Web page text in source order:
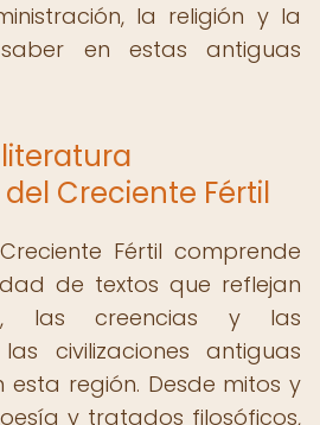
la religión y la
en estas antiguas
Creciente Fértil
Fértil comprende
de textos que reflejan
las creencias y las
civilizaciones antiguas
esta región. Desde mitos y
y tratados filosóficos,